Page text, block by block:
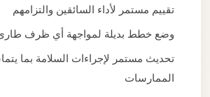
تقييم مستمر لأداء السائقين والتزامهم
وضع خطط بديلة لمواجهة أي ظرف طارئ
تحديث مستمر لإجراءات السلامة بما
الممارسات